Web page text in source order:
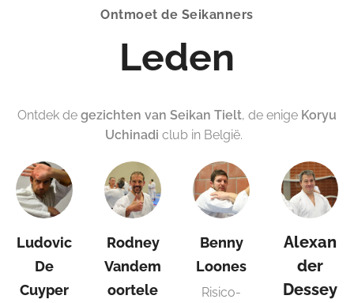
Ontmoet de Seikanners
Leden
Ontdek de gezichten van Seikan Tielt, de enige Koryu
Uchinadi club in België.
Ludovic
De
Cuyper
Rodney
Vandem
oortele
Benny
Loones
Risico-
Alexan
der
Dessey